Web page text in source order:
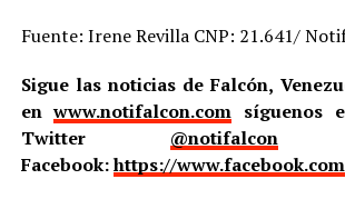
Fuente: Irene Revilla CNP: 21.641/
Sigue las noticias de Falcón,
enwww.notifalcon.com síguenos
Twitter @notifalcony
Facebook:https://www.facebook.com